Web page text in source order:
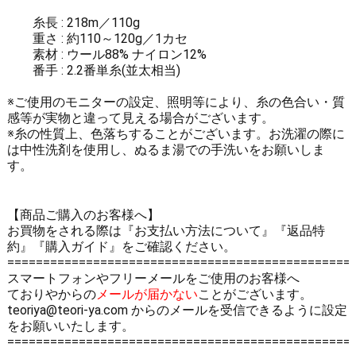
糸長 : 218m／110g
重さ : 約110～120g／1カセ
素材 : ウール88% ナイロン12%
番手 : 2.2番単糸(並太相当)
※ご使用のモニターの設定、照明等により、糸の色合い・質
感等が実物と違って見える場合がございます。
※糸の性質上、色落ちすることがございます。お洗濯の際に
は中性洗剤を使用し、ぬるま湯での手洗いをお願いしま
す。
【商品ご購入のお客様へ】
お買物をされる際は 『お支払い方法について』
『返品特
約』
『購入ガイド』 をご確認ください。
スマートフォンやフリーメールをご使用のお客様へ
ておりやからのメールが届かないことがございます。
teoriya@teori-ya.com からのメールを受信できるように設定
をお願いいたします。